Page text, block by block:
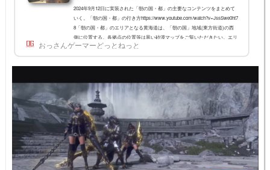
2024年9月12日に実装された「朝の国・都」の主要なコンテンツをまとめて
いく。「朝の国・都」の行き方https://www.youtube.com/watch?v=JssSwe0ht7
8「朝の国・都」のエリアとなる黄海道は、「朝の国」地域(東方街道)の西
側に位置する。各拠点の位置等は黒い砂漠マップをご覧いただきたい。エリ
ア到達には特に制限はなく、周辺に敵も発生しないので、初心者でも難なく
到達できる。メイン依頼メイン依頼は朝の国の続きの内容となるため、事前
依頼が用意されている。条件や詳細は以下の記事で。【黒い砂漠】「朝の
おっさんゲーマーどっとねっと